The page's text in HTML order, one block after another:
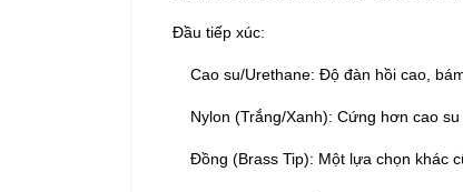
Đầu tiếp xúc:
Cao su/Urethane: Độ đàn hồi cao,
Nylon (Trắng/Xanh): Cứng hơn cao
Đồng (Brass Tip): Một lựa chọn khác